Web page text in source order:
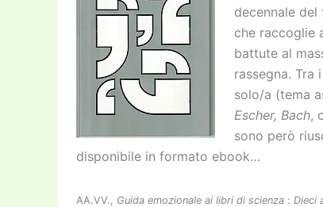
decennale
che raccoglie
battute al
rassegna. Tra
solo/a (tema
Escher, Bach,
sono però
disponibile in formato ebook…
AA.VV., Guida emozionale ai libri di scienza : Dieci